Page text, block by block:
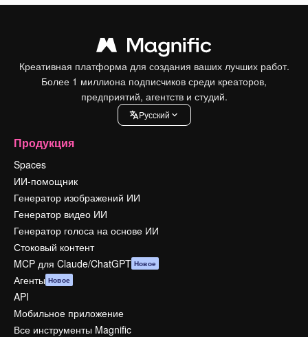
Креативная платформа для создания ваших лучших работ.
Более 1 миллиона подписчиков среди креаторов,
предприятий, агентств и студий.
Pусский
Продукция
Spaces
ИИ-помощник
Генератор изображений ИИ
Генератор видео ИИ
Генератор голоса на основе ИИ
Стоковый контент
MCP для Claude/ChatGPT Новое
Агенты Новое
API
Мобильное приложение
Все инструменты Magnific